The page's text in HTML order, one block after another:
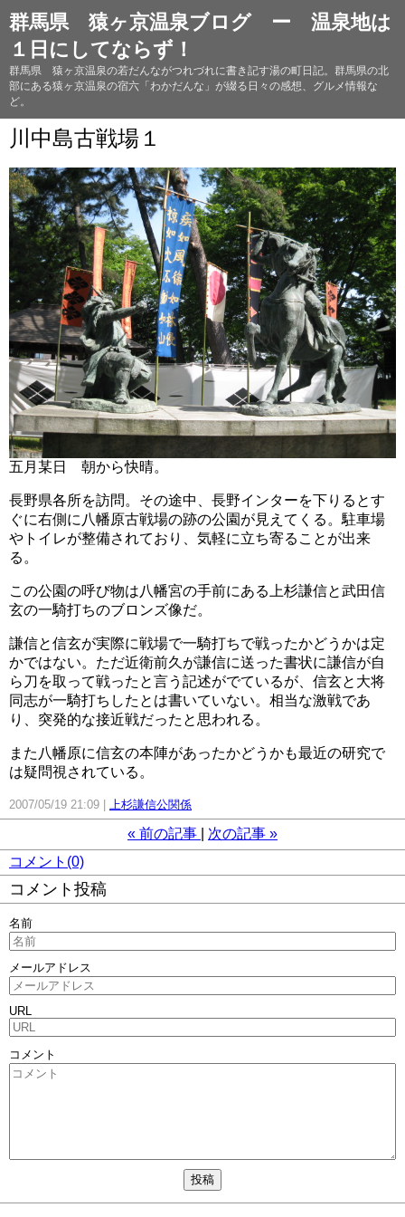
群馬県 猿ヶ京温泉ブログ ー 温泉地は
１日にしてならず！
群馬県 猿ヶ京温泉の若だんながつれづれに書き記す湯の町日記。群馬県の北
部にある猿ヶ京温泉の宿六「わかだんな」が綴る日々の感想、グルメ情報な
ど。
川中島古戦場１
五月某日 朝から快晴。
長野県各所を訪問。その途中、長野インターを下りるとす
ぐに右側に八幡原古戦場の跡の公園が見えてくる。駐車場
やトイレが整備されており、気軽に立ち寄ることが出来
る。
この公園の呼び物は八幡宮の手前にある上杉謙信と武田信
玄の一騎打ちのブロンズ像だ。
謙信と信玄が実際に戦場で一騎打ちで戦ったかどうかは定
かではない。ただ近衛前久が謙信に送った書状に謙信が自
ら刀を取って戦ったと言う記述がでているが、信玄と大将
同志が一騎打ちしたとは書いていない。相当な激戦であ
り、突発的な接近戦だったと思われる。
また八幡原に信玄の本陣があったかどうかも最近の研究で
は疑問視されている。
2007/05/19 21:09 上杉謙信公関係
« 前の記事 次の記事 »
コメント(0)
コメント投稿
名前
メールアドレス
URL
コメント